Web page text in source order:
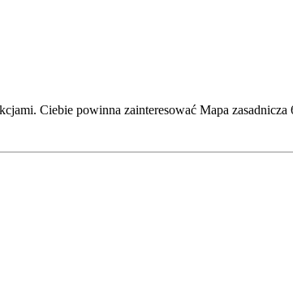
Ciebie powinna zainteresować Mapa